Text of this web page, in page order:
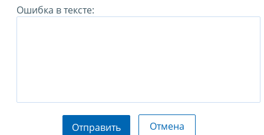
Ошибка в тексте:
Отправить Отмена